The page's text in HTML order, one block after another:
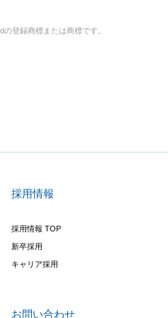
登録商標または商標です。
採用情報
採用情報 TOP
新卒採用
キャリア採用
お問い合わせ